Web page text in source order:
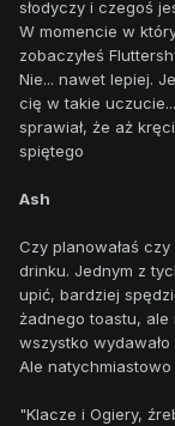
słodyczy i czegoś
W momencie w
zobaczyłeś
Nie... nawet lepiej.
cię w takie
sprawiał, że aż
spiętego
Ash
Czy planowałaś
drinku. Jednym z
upić, bardziej
żadnego toastu, ale
wszystko
Ale natychmiastowo
"Klacze i Ogiery,